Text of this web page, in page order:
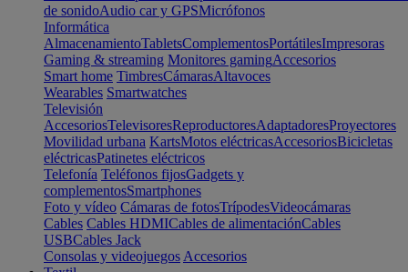
de sonidoAudio car y GPSMicrófonos
Informática
AlmacenamientoTabletsComplementosPortátilesImpresoras
Gaming & streaming Monitores gamingAccesorios
Smart home TimbresCámarasAltavoces
Wearables Smartwatches
Televisión
AccesoriosTelevisoresReproductoresAdaptadoresProyectores
Movilidad urbana KartsMotos eléctricasAccesoriosBicicletas
eléctricasPatinetes eléctricos
Telefonía Teléfonos fijosGadgets y
complementosSmartphones
Foto y vídeo Cámaras de fotosTrípodesVideocámaras
Cables Cables HDMICables de alimentaciónCables
USBCables Jack
Consolas y videojuegos Accesorios